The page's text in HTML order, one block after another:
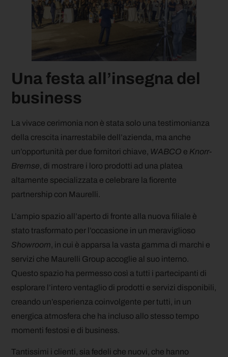
Una festa all’insegna del
business
La vivace cerimonia non è stata solo una testimonianza
della crescita inarrestabile dell’azienda, ma anche
un’opportunità per due fornitori chiave, WABCO e Knorr-
Bremse, di mostrare i loro prodotti ad una platea
altamente specializzata e celebrare la fiorente
partnership con Maurelli.
L’ampio spazio all’aperto di fronte alla nuova filiale è
stato trasformato per l’occasione in un meraviglioso
Showroom, in cui è apparsa la vasta gamma di marchi e
servizi che Maurelli Group accoglie al suo interno.
Questo spazio ha permesso così a tutti i partecipanti di
esplorare l’intero ventaglio di prodotti e servizi disponibili,
creando un’esperienza coinvolgente per tutti, in un
energica atmosfera che ha incluso allo stesso tempo
momenti festosi e di business.
Tantissimi i clienti, sia fedeli che nuovi, che hanno